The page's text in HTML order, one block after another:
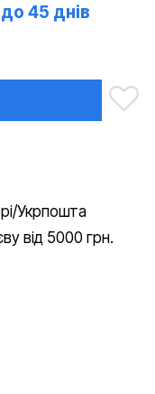
45 днів
Укрпошта
від 5000 грн.